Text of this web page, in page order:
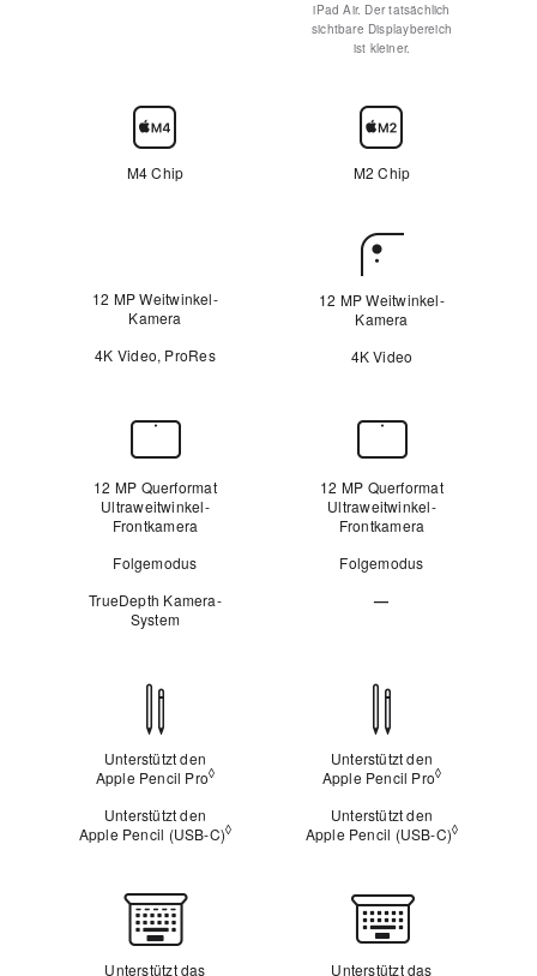
iPad Air. Der tatsächlich
sichtbare Displaybereich
ist kleiner.
M4 Chip M2 Chip
12 MP Weitwinkel-
Kamera
4K Video, ProRes
12 MP Weitwinkel-
Kamera
4K Video
Frontkamera
12 MP Querformat
Ultraweitwinkel-
Frontkamera
Folgemodus
TrueDepth Kamera-
System
12 MP Querformat
Ultraweitwinkel-
Frontkamera
Folgemodus
—
Kompatibilität
Unterstützt den
Apple Pencil Pro◊
Siehe rechtliche Hinweise
Unterstützt den
Apple Pencil (USB‑C)◊ Siehe rechtliche Hinweise
Unterstützt den
Apple Pencil Pro◊
Unterstützt den
Apple Pencil (USB‑C)◊
Tastatur
Unterstützt das Unterstützt das